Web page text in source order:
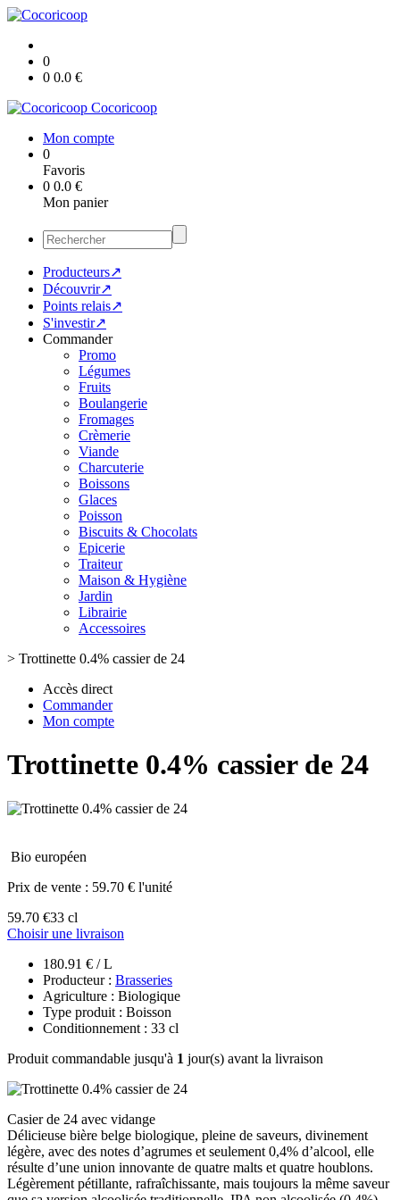
0
0 0.0 €
Cocoricoop
Mon compte
0
Favoris
0 0.0 €
Mon panier
Producteurs↗
Découvrir↗
Points relais↗
S'investir↗
Commander
Promo
Légumes
Fruits
Boulangerie
Fromages
Crèmerie
Viande
Charcuterie
Boissons
Glaces
Poisson
Biscuits & Chocolats
Epicerie
Traiteur
Maison & Hygiène
Jardin
Librairie
Accessoires
> Trottinette 0.4% cassier de 24
Accès direct
Commander
Mon compte
Trottinette 0.4% cassier de 24
Bio européen
Prix de vente : 59.70 € l'unité
59.70 €33 cl
Choisir une livraison
180.91 € / L
Producteur : Brasseries
Agriculture : Biologique
Type produit : Boisson
Conditionnement : 33 cl
Produit commandable jusqu'à 1 jour(s) avant la livraison
Casier de 24 avec vidange
Délicieuse bière belge biologique, pleine de saveurs, divinement
légère, avec des notes d’agrumes et seulement 0,4% d’alcool, elle
résulte d’une union innovante de quatre malts et quatre houblons.
Légèrement pétillante, rafraîchissante, mais toujours la même saveur